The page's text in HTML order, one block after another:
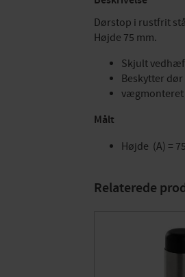
Dørstop i rustfrit
Højde 75 mm.
Skjult
Beskytter
vægmonteret
Målt
Højde (A) =
Relaterede